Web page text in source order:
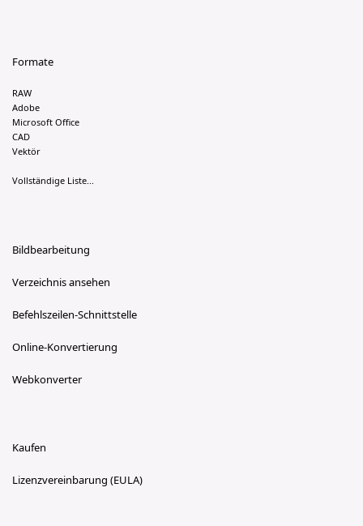
Formate
RAW
Adobe
Microsoft Office
CAD
Vektör
Vollständige Liste...
Bildbearbeitung
Verzeichnis ansehen
Befehlszeilen-Schnittstelle
Online-Konvertierung
Webkonverter
Kaufen
Lizenzvereinbarung (EULA)